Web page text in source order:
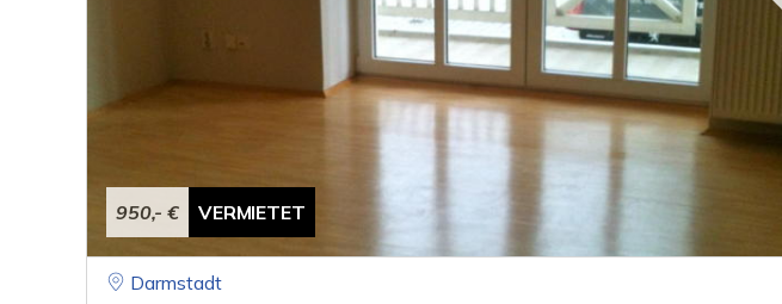
950,- € VERMIETET
Darmstadt